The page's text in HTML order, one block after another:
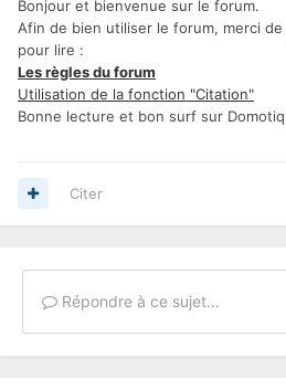
Bonjour et bienvenue sur le forum.
Afin de bien utiliser le forum, merci
pour lire :
Les règles du forum
Utilisation de la fonction "Citation"
Bonne lecture et bon surf sur
Citer
Répondre à ce sujet…